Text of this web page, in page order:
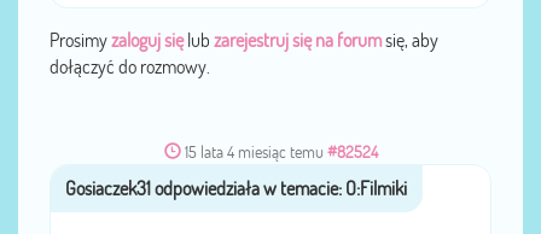
Prosimyzaloguj sięlub zarejestruj się na forumsię, aby
dołączyć do rozmowy.
15 lata 4 miesiąc temu #82524
przezGosiaczek31